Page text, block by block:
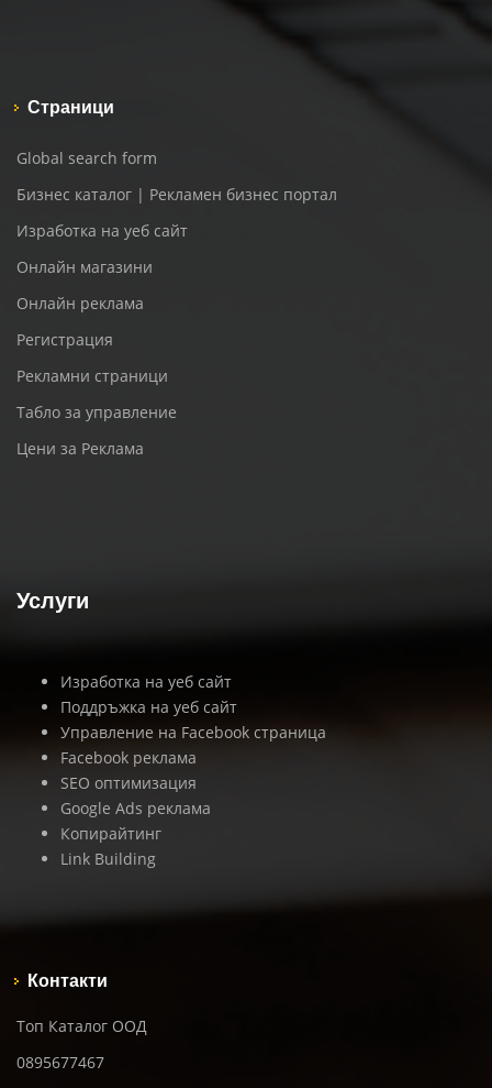
Страници
Global search form
Бизнес каталог | Рекламен бизнес портал
Изработка на уеб сайт
Онлайн магазини
Онлайн реклама
Регистрация
Рекламни страници
Табло за управление
Цени за Реклама
Услуги
Изработка на уеб сайт
Поддръжка на уеб сайт
Управление на Facebook страница
Facebook реклама
SEO оптимизация
Google Ads реклама
Копирайтинг
Link Building
Контакти
Топ Каталог ООД
0895677467